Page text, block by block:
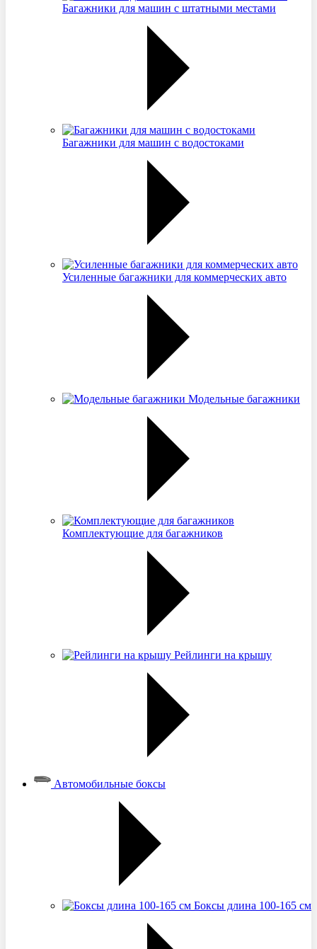
Багажники для машин с штатными местами
Багажники для машин с водостоками
Усиленные багажники для коммерческих авто
Модельные багажники
Комплектующие для багажников
Рейлинги на крышу
Автомобильные боксы
Боксы длина 100-165 см